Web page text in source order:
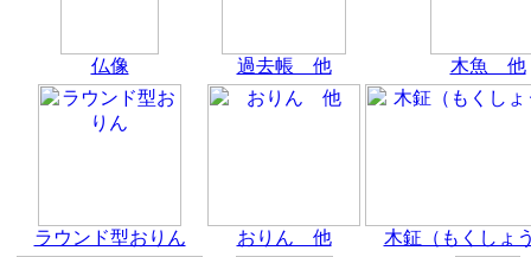
仏像 過去帳 他 木魚 他
ラウンド型おりん おりん 他 木鉦（もくしょ